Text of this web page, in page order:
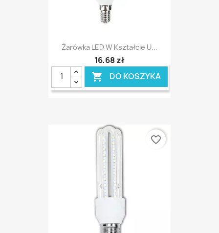
Żarówka LED W Kształcie U...
16,68 zł
 DO KOSZYKA
favorite_border